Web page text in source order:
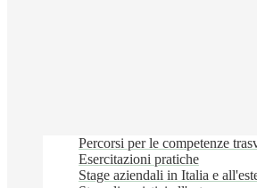
Percorsi per le competenze
Esercitazioni pratiche
Stage aziendali in Italia e